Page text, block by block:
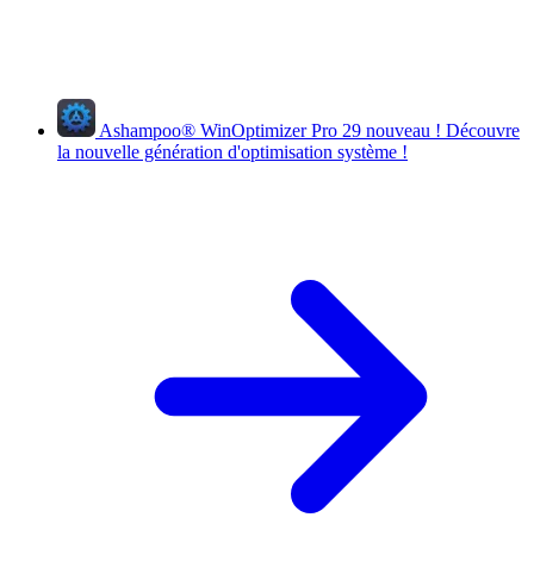
Ashampoo® WinOptimizer Pro 29 nouveau ! Découvre
la nouvelle génération d'optimisation système !